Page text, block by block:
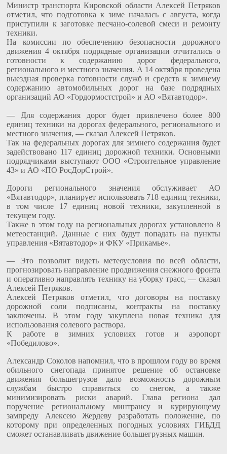
Министр транспорта Кировской области Алексей Петряков
отметил, что подготовка к зиме началась с августа, когда
приступили к заготовке песчано-солевой смеси и ремонту
техники.
На комиссии по обеспечению безопасности дорожного
движения 4 октября подрядные организации отчитались о
готовности к содержанию дорог федерального,
регионального и местного значения. А 14 октября проведена
выездная проверка готовности служб и средств к зимнему
содержанию автомобильных дорог на базе подрядных
организаций АО «Гордормостстрой» и АО «Вятавтодор».
— Для содержания дорог будет привлечено более 800
единиц техники на дорогах федерального, регионального и
местного значения, — сказал Алексей Петряков.
Так на федеральных дорогах для зимнего содержания будет
задействовано 117 единиц дорожной техники. Основными
подрядчиками выступают ООО «Строительное управление
43» и АО «ПО РосДорСтрой».
Дороги регионального значения обслуживает АО
«Вятавтодор», планирует использовать 718 единиц техники,
в том числе 17 единиц новой техники, закупленной в
текущем году.
Также в этом году на региональных дорогах установлено 8
метеостанций. Данные с них будут попадать на пункты
управления «Вятавтодор» и ФКУ «Прикамье».
— Это позволит видеть метеоусловия по всей области,
прогнозировать направление продвижения снежного фронта
и оперативно направлять технику на уборку трасс, — сказал
Алексей Петряков.
Алексей Петряков отметил, что договоры на поставку
дорожной соли подписаны, контракты на поставку
заключены. В этом году закуплена новая техника для
использования солевого раствора.
К работе в зимних условиях готов и аэропорт
«Победилово».
Александр Соколов напомнил, что в прошлом году во время
обильного снегопада принятое решение об остановке
движения большегрузов дало возможность дорожным
службам быстро справиться со снегом, а также
минимизировать риски аварий. Глава региона дал
поручение региональному минтрансу и курирующему
зампреду Алексею Жердеву разработать положение, по
которому при определенных погодных условиях ГИБДД
сможет останавливать движение большегрузных машин.